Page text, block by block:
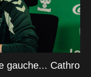
gauche... Cathro